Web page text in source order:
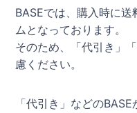
BASEでは、購入時に
ムとなっております。
そのため、「代引き」
慮ください。
「代引き」などの